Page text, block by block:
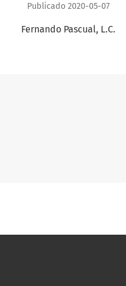
Publicado 2020-05-07
Fernando Pascual, L.C.